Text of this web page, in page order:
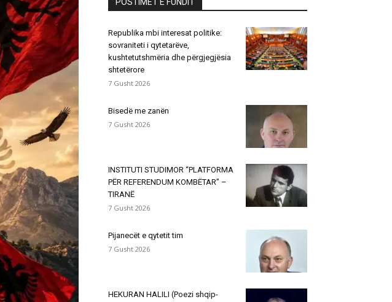
Republika mbi interesat politike:
sovraniteti i qytetarëve,
kushtetutshmëria dhe përgjegjësia
shtetërore
7 Gusht 2026
Bisedë me zanën
7 Gusht 2026
INSTITUTI STUDIMOR “PLATFORMA
PËR REFERENDUM KOMBËTAR” –
TIRANË
7 Gusht 2026
Pijanecët e qytetit tim
7 Gusht 2026
HEKURAN HALILI (Poezi shqip-